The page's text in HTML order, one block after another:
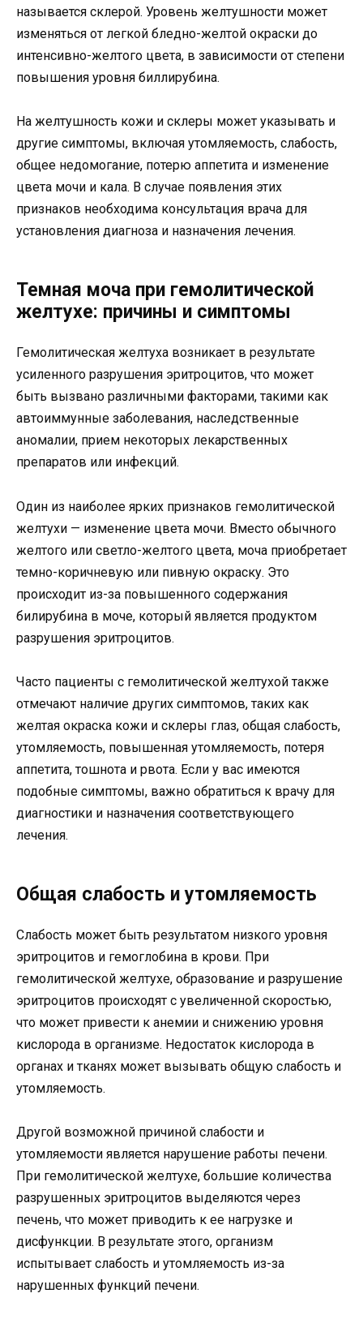
называется склерой. Уровень желтушности может
изменяться от легкой бледно-желтой окраски до
интенсивно-желтого цвета, в зависимости от степени
повышения уровня биллирубина.
На желтушность кожи и склеры может указывать и
другие симптомы, включая утомляемость, слабость,
общее недомогание, потерю аппетита и изменение
цвета мочи и кала. В случае появления этих
признаков необходима консультация врача для
установления диагноза и назначения лечения.
Темная моча при гемолитической
желтухе: причины и симптомы
Гемолитическая желтуха возникает в результате
усиленного разрушения эритроцитов, что может
быть вызвано различными факторами, такими как
автоиммунные заболевания, наследственные
аномалии, прием некоторых лекарственных
препаратов или инфекций.
Один из наиболее ярких признаков гемолитической
желтухи — изменение цвета мочи. Вместо обычного
желтого или светло-желтого цвета, моча приобретает
темно-коричневую или пивную окраску. Это
происходит из-за повышенного содержания
билирубина в моче, который является продуктом
разрушения эритроцитов.
Часто пациенты с гемолитической желтухой также
отмечают наличие других симптомов, таких как
желтая окраска кожи и склеры глаз, общая слабость,
утомляемость, повышенная утомляемость, потеря
аппетита, тошнота и рвота. Если у вас имеются
подобные симптомы, важно обратиться к врачу для
диагностики и назначения соответствующего
лечения.
Общая слабость и утомляемость
Слабость может быть результатом низкого уровня
эритроцитов и гемоглобина в крови. При
гемолитической желтухе, образование и разрушение
эритроцитов происходят с увеличенной скоростью,
что может привести к анемии и снижению уровня
кислорода в организме. Недостаток кислорода в
органах и тканях может вызывать общую слабость и
утомляемость.
Другой возможной причиной слабости и
утомляемости является нарушение работы печени.
При гемолитической желтухе, большие количества
разрушенных эритроцитов выделяются через
печень, что может приводить к ее нагрузке и
дисфункции. В результате этого, организм
испытывает слабость и утомляемость из-за
нарушенных функций печени.